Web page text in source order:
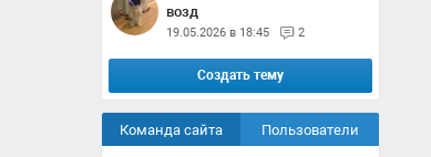
возд
19.05.2026 в 18:45 2
Создать тему
Команда сайта Пользователи